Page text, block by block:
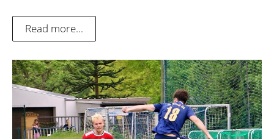
Read more...